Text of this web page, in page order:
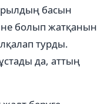
басын
болып жатқанын
турды.
да, аттың